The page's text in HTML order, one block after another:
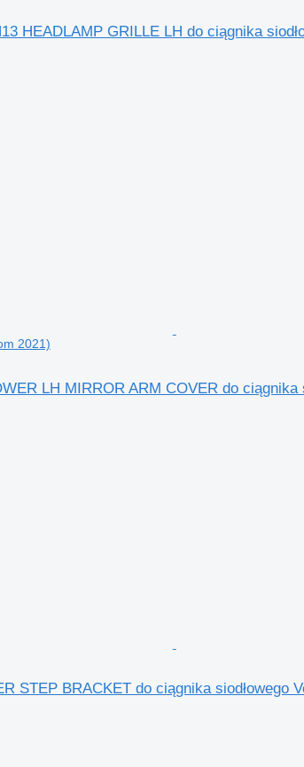
HEADLAMP GRILLE LH do ciągnika
2021)
LH MIRROR ARM COVER do ciągnika
STEP BRACKET do ciągnika siodłowego